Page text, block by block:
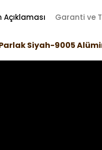
Açıklaması Garanti ve
Siyah-9005